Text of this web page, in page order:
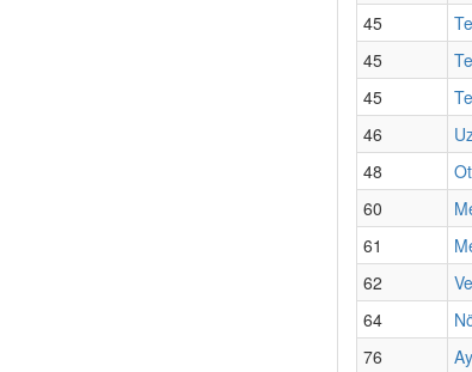
45
45
45
46
48
60
61
62
64
76